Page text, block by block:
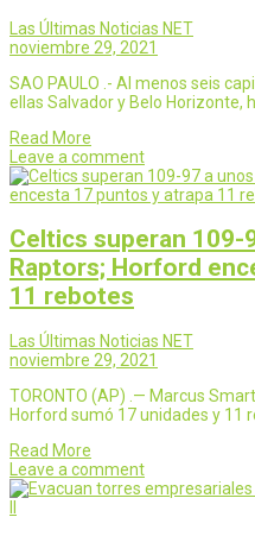
Las Últimas Noticias NET
noviembre 29, 2021
SAO PAULO .- Al menos seis
ellas Salvador y Belo Horizonte,
Read More
Leave a comment
Celtics superan 109-
Raptors; Horford
11 rebotes
Las Últimas Noticias NET
noviembre 29, 2021
TORONTO (AP) .— Marcus
Horford sumó 17 unidades y 11
Read More
Leave a comment